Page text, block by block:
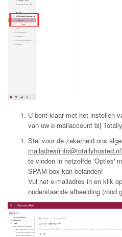
U bent klaar met het instellen
van uw e-mailaccount bij
Stel voor de zekerheid ons
te vinden in hetzelfde 'Opties'
SPAM-box kan belanden!
Vul het e-mailadres in en klik
onderstaande afbeelding (rood